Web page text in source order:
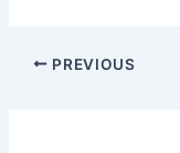
PREVIOUS